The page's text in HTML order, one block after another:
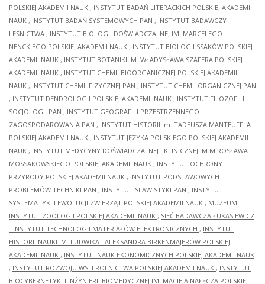
POLSKIEJ AKADEMII NAUK ; INSTYTUT BADAŃ LITERACKICH POLSKIEJ AKADEMII
NAUK ; INSTYTUT BADAŃ SYSTEMOWYCH PAN ; INSTYTUT BADAWCZY
LEŚNICTWA ; INSTYTUT BIOLOGII DOŚWIADCZALNEJ IM. MARCELEGO
NENCKIEGO POLSKIEJ AKADEMII NAUK ; INSTYTUT BIOLOGII SSAKÓW POLSKIEJ
AKADEMII NAUK ; INSTYTUT BOTANIKI IM. WŁADYSŁAWA SZAFERA POLSKIEJ
AKADEMII NAUK ; INSTYTUT CHEMII BIOORGANICZNEJ POLSKIEJ AKADEMII
NAUK ; INSTYTUT CHEMII FIZYCZNEJ PAN ; INSTYTUT CHEMII ORGANICZNEJ PAN
; INSTYTUT DENDROLOGII POLSKIEJ AKADEMII NAUK ; INSTYTUT FILOZOFII I
SOCJOLOGII PAN ; INSTYTUT GEOGRAFII I PRZESTRZENNEGO
ZAGOSPODAROWANIA PAN ; INSTYTUT HISTORII im. TADEUSZA MANTEUFFLA
POLSKIEJ AKADEMII NAUK ; INSTYTUT JĘZYKA POLSKIEGO POLSKIEJ AKADEMII
NAUK ; INSTYTUT MEDYCYNY DOŚWIADCZALNEJ I KLINICZNEJ IM.MIROSŁAWA
MOSSAKOWSKIEGO POLSKIEJ AKADEMII NAUK ; INSTYTUT OCHRONY
PRZYRODY POLSKIEJ AKADEMII NAUK ; INSTYTUT PODSTAWOWYCH
PROBLEMÓW TECHNIKI PAN ; INSTYTUT SLAWISTYKI PAN ; INSTYTUT
SYSTEMATYKI I EWOLUCJI ZWIERZĄT POLSKIEJ AKADEMII NAUK ; MUZEUM I
INSTYTUT ZOOLOGII POLSKIEJ AKADEMII NAUK ; SIEĆ BADAWCZA ŁUKASIEWICZ
- INSTYTUT TECHNOLOGII MATERIAŁÓW ELEKTRONICZNYCH ; INSTYTUT
HISTORII NAUKI IM. LUDWIKA I ALEKSANDRA BIRKENMAJERÓW POLSKIEJ
AKADEMII NAUK ; INSTYTUT NAUK EKONOMICZNYCH POLSKIEJ AKADEMII NAUK
; INSTYTUT ROZWOJU WSI I ROLNICTWA POLSKIEJ AKADEMII NAUK ; INSTYTUT
BIOCYBERNETYKI I INŻYNIERII BIOMEDYCZNEJ IM. MACIEJA NAŁĘCZA POLSKIEJ